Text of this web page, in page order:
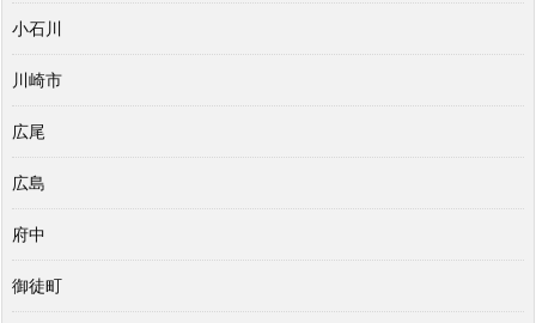
小石川
川崎市
広尾
広島
府中
御徒町